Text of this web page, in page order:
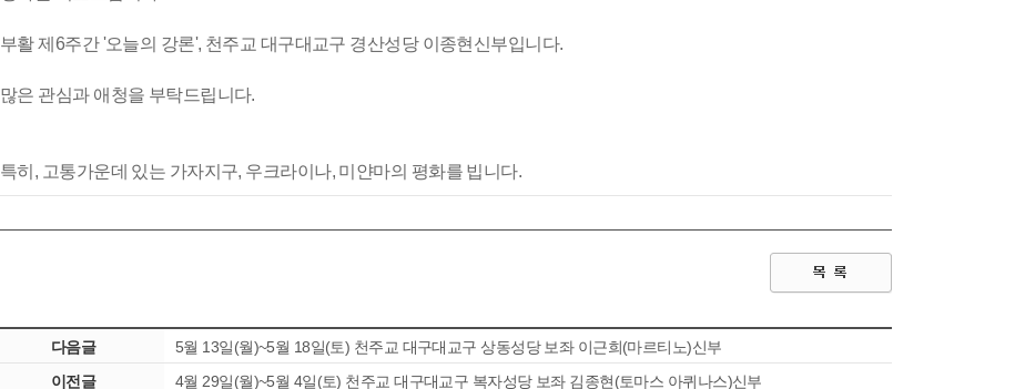
부활 제6주간 '오늘의 강론', 천주교 대구대교구 경산성당 이종현신부입니다.
많은 관심과 애청을 부탁드립니다.
특히, 고통가운데 있는 가자지구, 우크라이나, 미얀마의 평화를 빕니다.
다음글
5월 13일(월)~5월 18일(토) 천주교 대구대교구 상동성당 보좌 이근희(마르티노)신부
이전글
4월 29일(월)~5월 4일(토) 천주교 대구대교구 복자성당 보좌 김종현(토마스 아퀴나스)신부